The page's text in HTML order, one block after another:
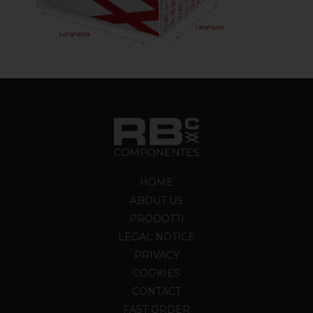
HOME
ABOUT US
PRODOTTI
LEGAL NOTICE
PRIVACY
COOKIES
CONTACT
FAST ORDER